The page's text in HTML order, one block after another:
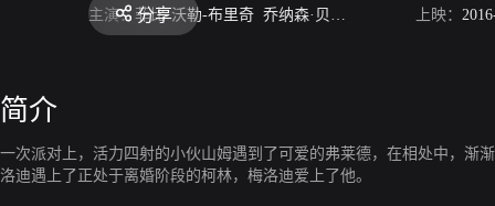
主演： 菲比·沃勒-布里奇 乔纳森·贝利 戴米恩·莫隆尼 阿
上映：
分享
简介
一次派对上，活力四射的小伙山姆遇到了可爱的弗莱德，在相处中，渐
洛迪遇上了正处于离婚阶段的柯林，梅洛迪爱上了他。